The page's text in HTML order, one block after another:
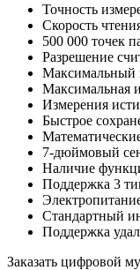
Точность
Скорость
500 000 точек
Разрешение
Максимальный
Максимальная
Измерения
Быстрое
7-дюймовый
Наличие
Поддержка 3
Стандартный
Поддержка
Заказать цифровой